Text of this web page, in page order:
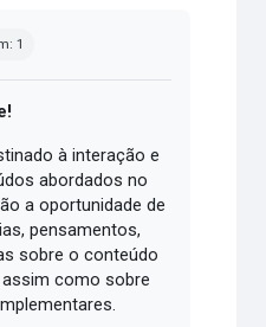
1
à interação e
abordados no
a oportunidade de
pensamentos,
sobre o conteúdo
como sobre